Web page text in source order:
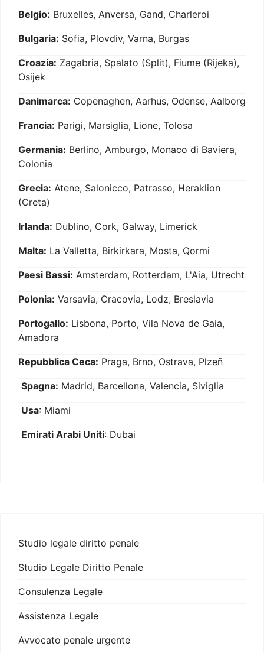
Belgio: Bruxelles, Anversa, Gand, Charleroi
Bulgaria: Sofia, Plovdiv, Varna, Burgas
Croazia: Zagabria, Spalato (Split), Fiume (Rijeka),
Osijek
Danimarca: Copenaghen, Aarhus, Odense, Aalborg
Francia: Parigi, Marsiglia, Lione, Tolosa
Germania: Berlino, Amburgo, Monaco di Baviera,
Colonia
Grecia: Atene, Salonicco, Patrasso, Heraklion
(Creta)
Irlanda: Dublino, Cork, Galway, Limerick
Malta: La Valletta, Birkirkara, Mosta, Qormi
Paesi Bassi: Amsterdam, Rotterdam, L'Aia, Utrecht
Polonia: Varsavia, Cracovia, Lodz, Breslavia
Portogallo: Lisbona, Porto, Vila Nova de Gaia,
Amadora
Repubblica Ceca: Praga, Brno, Ostrava, Plzeň
Spagna: Madrid, Barcellona, Valencia, Siviglia
Usa: Miami
Emirati Arabi Uniti: Dubai
Studio legale diritto penale
Studio Legale Diritto Penale
Consulenza Legale
Assistenza Legale
Avvocato penale urgente